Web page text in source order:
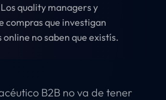
quality managers y
compras que investigan
no saben que existís.
B2B no va de tener